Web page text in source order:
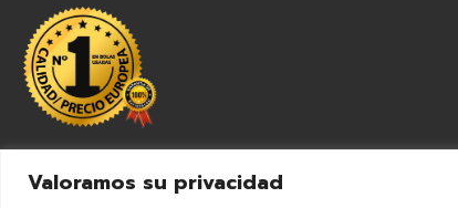
Valoramos su privacidad